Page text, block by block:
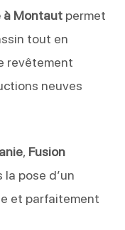
à Montautpermet
tout en
revêtement
neuves
, Fusion
pose d’un
et parfaitement